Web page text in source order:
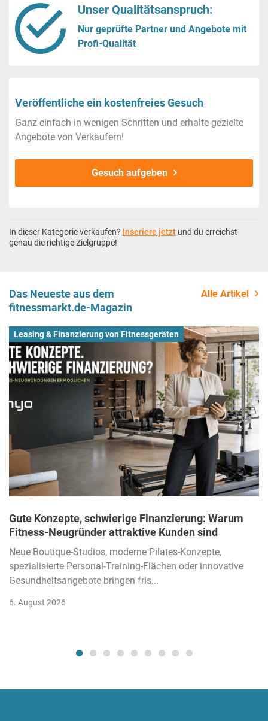
Unser Qualitätsanspruch:
Nur geprüfte Partner und Angebote mit
Profi-Qualität
Veröffentliche ein kostenfreies Gesuch
Ganz einfach in wenigen Schritten und erhalte gezielte
Angebote von Verkäufern!
Gesuch aufgeben
In dieser Kategorie verkaufen? Inseriere jetzt und du erreichst
genau die richtige Zielgruppe!
Das Neueste aus dem
fitnessmarkt.de-Magazin
Alle Artikel
Leasing & Finanzierung von Fitnessgeräten
Gute Konzepte, schwierige Finanzierung: Warum
Fitness-Neugründer attraktive Kunden sind
Neue Boutique-Studios, moderne Pilates-Konzepte,
spezialisierte Personal-Training-Flächen oder innovative
Gesundheitsangebote bringen fris...
6. August 2026